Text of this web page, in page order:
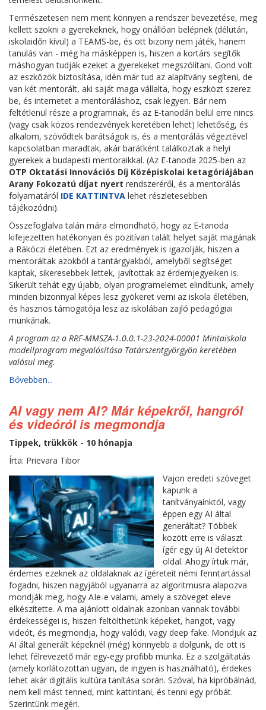
Természetesen nem ment könnyen a rendszer bevezetése, meg
kellett szokni a gyerekeknek, hogy önállóan belépnek (délután,
iskolaidőn kívül) a TEAMS-be, és ott bizony nem játék, hanem
tanulás van - még ha másképpen is, hiszen a kortárs segítők
máshogyan tudják ezeket a gyerekeket megszólítani. Gond volt
az eszközök biztosítása, idén már tud az alapítvány segíteni, de
van két mentorált, aki saját maga vállalta, hogy eszközt szerez
be, és internetet a mentoráláshoz, csak legyen. Bár nem
feltétlenül része a programnak, és az E-tanodán belül erre nincs
(vagy csak közös rendezvények keretében lehet) lehetőség, és
alkalom, szövődtek barátságok is, és a mentorálás végeztével
kapcsolatban maradtak, akár barátként találkoztak a helyi
gyerekek a budapesti mentoraikkal. (Az E-tanoda 2025-ben az
OTP Oktatási Innovációs Díj Középiskolai ketagóriájában
Arany Fokozatú díjat nyert rendszeréről, és a mentorálás
folyamatáról IDE KATTINTVA lehet részletesebben
tájékozódni).
Összefoglalva talán mára elmondható, hogy az E-tanoda
kifejezetten hatékonyan és pozitívan talált helyet saját magának
a Rákóczi életében. Ezt az eredmények is igazolják, hiszen a
mentoráltak azokból a tantárgyakból, amelyből segítséget
kaptak, sikeresebbek lettek, javítottak az érdemjegyeiken is.
Sikerült tehát egy újabb, olyan programelemet elindítunk, amely
minden bizonnyal képes lesz gyökeret verni az iskola életében,
és hasznos támogatója lesz az iskolában zajló pedagógiai
munkának.
A program az a RRF-MMSZA-1.0.0.1-23-2024-00001 Mintaiskola
modellprogram megvalósítása Tatárszentgyörgyön keretében
valósul meg.
Bővebben...
AI vagy nem AI? Már képekről, hangról
és videóról is megmondja
Tippek, trükkök - 10 hónapja
Írta: Prievara Tibor
Vajon eredeti szöveget
kapunk a
tanítványainktól, vagy
éppen egy AI által
generáltat? Többek
között erre is választ
ígér egy új AI detektor
oldal. Ahogy írtuk már,
érdemes ezeknek az oldalaknak az ígéreteit némi fenntartással
fogadni, hiszen nagyjából ugyanarra az algoritmusra alapozva
mondják meg, hogy AIe-e valami, amely a szöveget eleve
elkészítette. A ma ajánlott oldalnak azonban vannak további
érdekességei is, hiszen feltölthetünk képeket, hangot, vagy
videót, és megmondja, hogy valódi, vagy deep fake. Mondjuk az
AI által generált képeknél (még) könnyebb a dolgunk, de ott is
lehet félrevezető már egy-egy profibb munka. Ez a szolgáltatás
(amely korlátozottan ugyan, de ingyen is használható), érdekes
lehet akár digitális kultúra tanítása során. Szóval, ha kipróbálnád,
nem kell mást tenned, mint kattintani, és tenni egy próbát.
Szerintünk megéri.